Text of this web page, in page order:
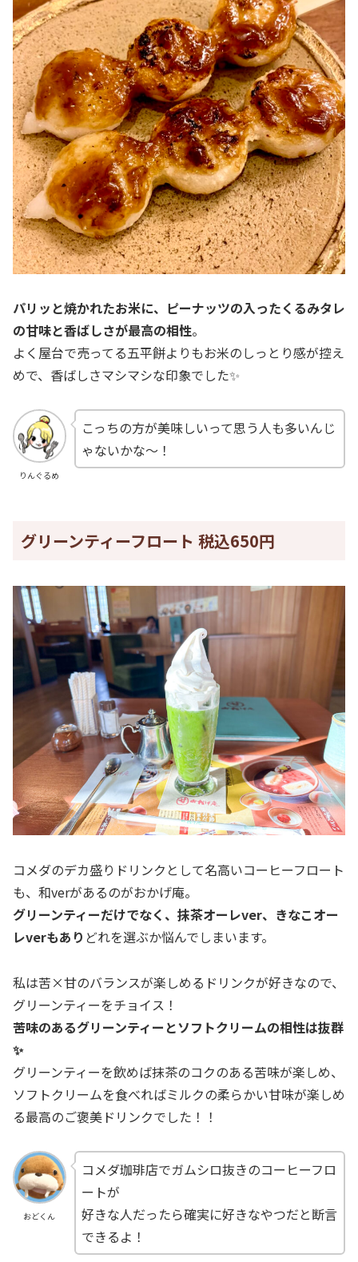
パリッと焼かれたお米に、ピーナッツの入ったくるみタレ
の甘味と香ばしさが最高の相性。
よく屋台で売ってる五平餅よりもお米のしっとり感が控え
めで、香ばしさマシマシな印象でした✨
りんぐるめ
こっちの方が美味しいって思う人も多いんじ
ゃないかな～！
グリーンティーフロート 税込650円
コメダのデカ盛りドリンクとして名高いコーヒーフロート
も、和verがあるのがおかげ庵。
グリーンティーだけでなく、抹茶オーレver、きなこオー
レverもあり どれを選ぶか悩んでしまいます。
私は苦×甘のバランスが楽しめるドリンクが好きなので、
グリーンティーをチョイス！
苦味のあるグリーンティーとソフトクリームの相性は抜群
✨
グリーンティーを飲めば抹茶のコクのある苦味が楽しめ、
ソフトクリームを食べればミルクの柔らかい甘味が楽しめ
る最高のご褒美ドリンクでした！！
おどくん
コメダ珈琲店でガムシロ抜きのコーヒーフロ
ートが
好きな人だったら確実に好きなやつだと断言
できるよ！